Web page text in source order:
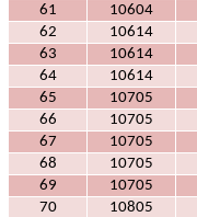
61
10604
62
10614
63
10614
64
10614
65
10705
66
10705
67
10705
68
10705
69
10705
70
10805